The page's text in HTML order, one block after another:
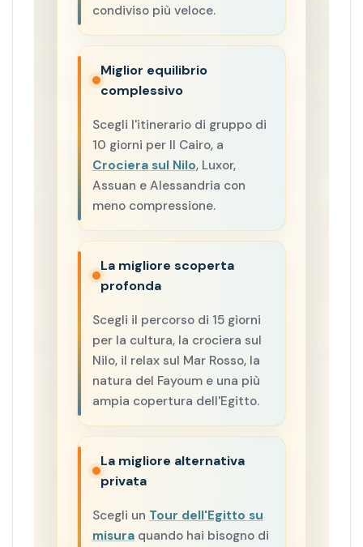
condiviso più veloce.
Miglior equilibrio
complessivo
Scegli l'itinerario di gruppo di
10 giorni per Il Cairo, a
Crociera sul Nilo, Luxor,
Assuan e Alessandria con
meno compressione.
La migliore scoperta
profonda
Scegli il percorso di 15 giorni
per la cultura, la crociera sul
Nilo, il relax sul Mar Rosso, la
natura del Fayoum e una più
ampia copertura dell'Egitto.
La migliore alternativa
privata
Scegli un Tour dell'Egitto su
misuraquando hai bisogno di